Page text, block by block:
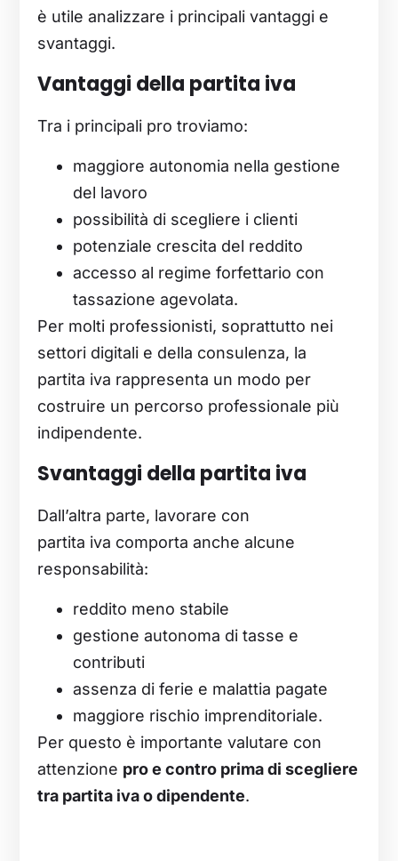
è utile analizzare i principali vantaggi e
svantaggi.
Vantaggi della partita iva
Tra i principali pro troviamo:
maggiore autonomia nella gestione
del lavoro
possibilità di scegliere i clienti
potenziale crescita del reddito
accesso al regime forfettario con
tassazione agevolata.
Per molti professionisti, soprattutto nei
settori digitali e della consulenza, la
partita iva rappresenta un modo per
costruire un percorso professionale più
indipendente.
Svantaggi della partita iva
Dall’altra parte, lavorare con
partita iva comporta anche alcune
responsabilità:
reddito meno stabile
gestione autonoma di tasse e
contributi
assenza di ferie e malattia pagate
maggiore rischio imprenditoriale.
Per questo è importante valutare con
attenzione pro e contro prima di scegliere
tra partita iva o dipendente.